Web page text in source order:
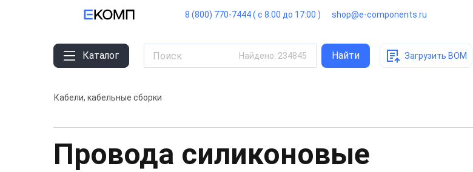
8 (800) 770-7444 ( с 8:00 до 17:00 ) shop@e-components.ru
Каталог Найдено: 234845 Найти Загрузить BOM
Кабели, кабельные сборки
Провода силиконовые